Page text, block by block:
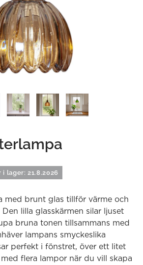
i lager: 21.8.2026
med brunt glas tillför värme och
Den lilla glasskärmen silar ljuset
bruna tonen tillsammans med
lampans smyckeslika
perfekt i fönstret, över ett litet
flera lampor när du vill skapa